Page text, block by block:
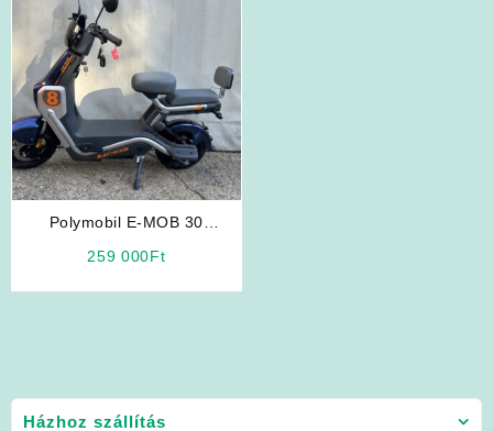
Házhoz szállítás
Polymobil E-MOB 30
259 000Ft